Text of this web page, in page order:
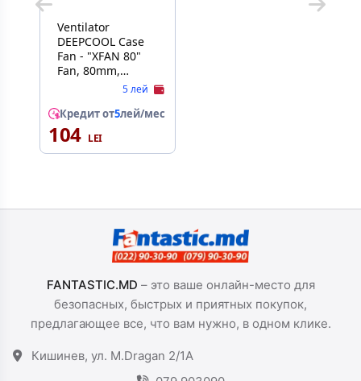
Ventilator
DEEPCOOL Case
Fan - "XFAN 80"
Fan, 80mm,
80x80x25mm,
<20dBa, Hydro
Bearing, Big 4Pin
Molex, Black
5 лей
Кредит от5лей/мес
104
FANTASTIC.MD – это ваше онлайн-место для
безопасных, быстрых и приятных покупок,
предлагающее все, что вам нужно, в одном клике.
Кишинев, ул. M.Dragan 2/1A